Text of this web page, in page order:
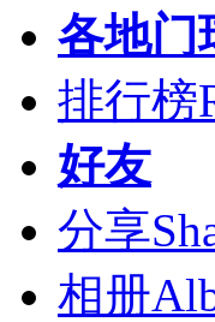
各地门
排行榜
好友
分享
相册